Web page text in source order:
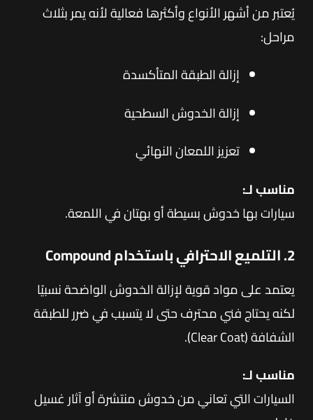
يُعتبر من أشهر الأنواع وأكثرها فعالية لأنه يمر بثلاث
مراحل:
إزالة الطبقة المتأكسدة
إزالة الخدوش السطحية
تعزيز اللمعان النهائي
مناسب لـ:
سيارات بها خدوش بسيطة أو بهتان في اللمعة.
2. التلميع الاحترافي باستخدام Compound
يعتمد على مواد قوية لإزالة الخدوش الواضحة نسبيًا
لكنه يحتاج فني محترف حتى لا يتسبب في ضرر للطبقة
الشفافة (Clear Coat).
مناسب لـ:
السيارات التي تعاني من خدوش منتشرة أو آثار غسيل